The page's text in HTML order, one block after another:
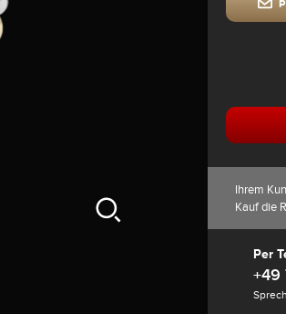
Ihrem
Kauf die
Per
+49